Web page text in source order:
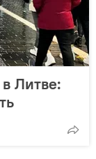
Литве: